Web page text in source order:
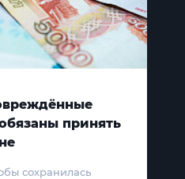
принять
сохранилась